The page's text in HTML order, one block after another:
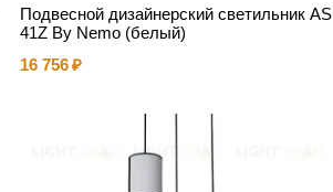
Подвесной дизайнерский светильник AS
41Z By Nemo (белый)
16 756